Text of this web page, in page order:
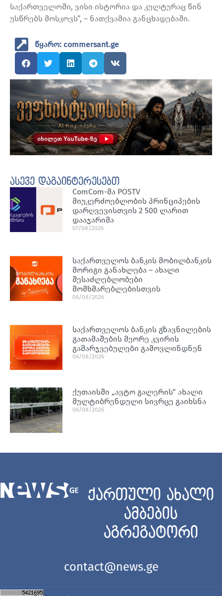
საქართველოში, ვისი ისტორია და კულტურაც წინ
უსწრებს მოსკოვს”, – ნათქვამია განცხადებაში.
წყარო: commersant.ge
ასევე დაგაინტერესებთ
ComCom-მა POSTV
მიუკერძოებლობის პრინციპების
დარღვევისთვის 2 500 ლარით
დააჯარიმა
07/08/2026
საქართველოს ბანკის მობილბანკის
მორიგი განახლება – ახალი
შესაძლებლობები
მომხმარებლებისთვის
06/08/2026
საქართველოს ბანკის გზავნილების
გათამაშების მეორე კვირის
გამარჯვებულები გამოვლინდნენ
06/08/2026
ქუთაისში „ავტო გალერის“ ახალი
მულტიბრენდული სივრცე გაიხსნა
06/08/2026
ქართული ახალი
ამბების
აგრეგატორი
contact@news.ge